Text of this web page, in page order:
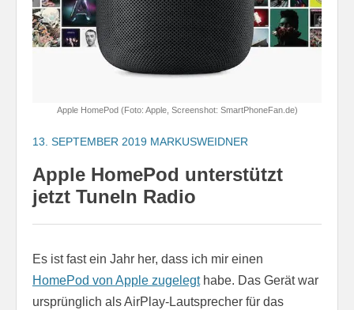
Apple HomePod (Foto: Apple, Screenshot: SmartPhoneFan.de)
13. SEPTEMBER 2019 MARKUSWEIDNER
Apple HomePod unterstützt
jetzt TuneIn Radio
Es ist fast ein Jahr her, dass ich mir einen
HomePod von Apple zugelegthabe. Das Gerät war
ursprünglich als AirPlay-Lautsprecher für das